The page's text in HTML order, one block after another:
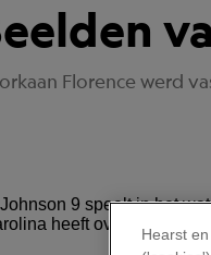
Florence werd
Hearst